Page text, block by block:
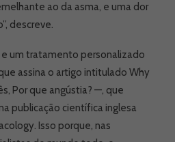
ao da asma, e uma dor
descreve.
um tratamento personalizado
assina o artigo intitulado Why
Por que angústia? —, que
publicação científica inglesa
Isso porque, nas